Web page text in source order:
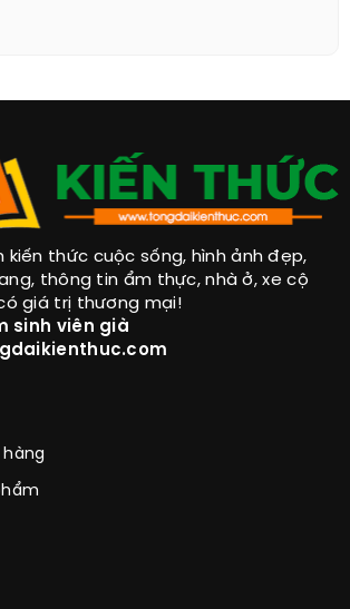
kiến thức cuộc sống, hình ảnh đẹp,
thông tin ẩm thực, nhà ở, xe cộ
giá trị thương mại!
sinh viên già